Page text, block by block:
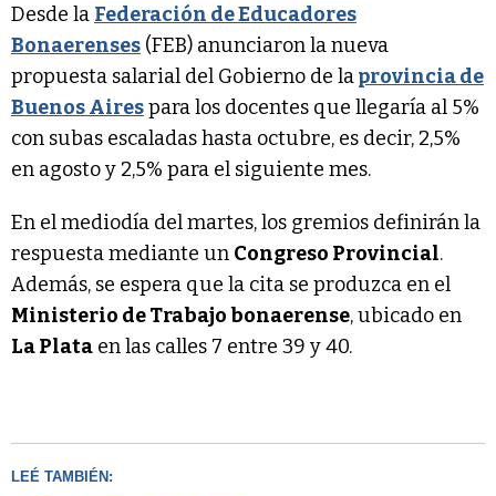
Desde la Federación de Educadores
Bonaerenses (FEB) anunciaron la nueva
propuesta salarial del Gobierno de laprovincia de
Buenos Airespara los docentes que llegaría al 5%
con subas escaladas hasta octubre, es decir, 2,5%
en agosto y 2,5% para el siguiente mes.
En el mediodía del martes, los gremios definirán la
respuesta mediante un Congreso Provincial.
Además, se espera que la cita se produzca en el
Ministerio de Trabajo bonaerense, ubicado en
La Plata en las calles 7 entre 39 y 40.
LEÉ TAMBIÉN: